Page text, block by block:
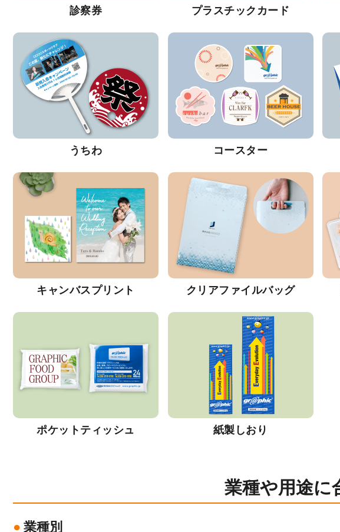
診察券 プラスチックカード
うちわ コースター
キャンバスプリント クリアファイルバッグ
ポケットティッシュ 紙製しおり
業種や用途に
業種別